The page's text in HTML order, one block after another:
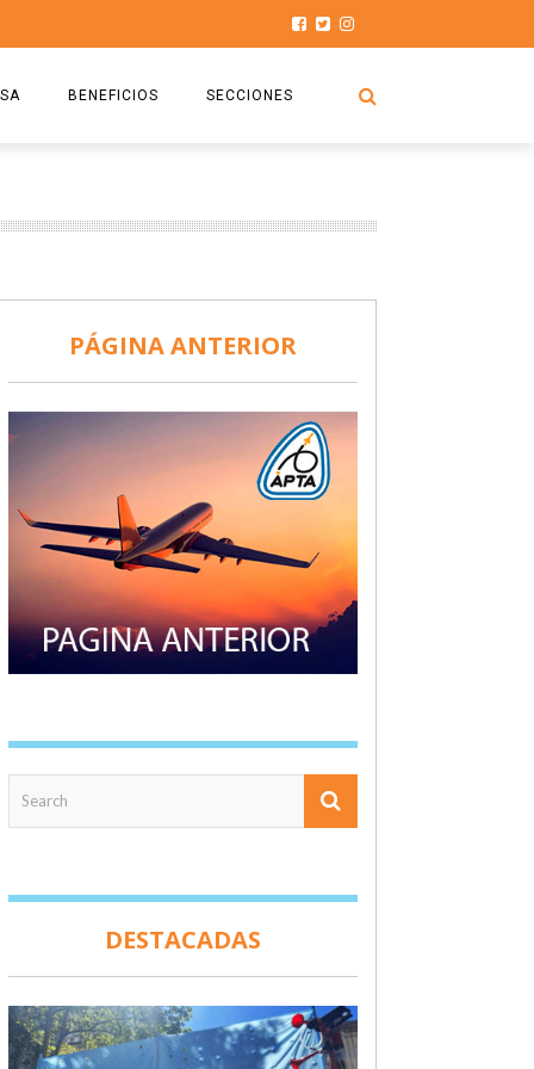
BENEFICIOS
COMISIÓN
DOCUMENTOS
SEGURO DE SEPELIOS
SECCIONES
HISTORIAS DE LUCHA
TURISMO Y RECREACIÓN
PÁGINA ANTERIOR
DESTACADAS